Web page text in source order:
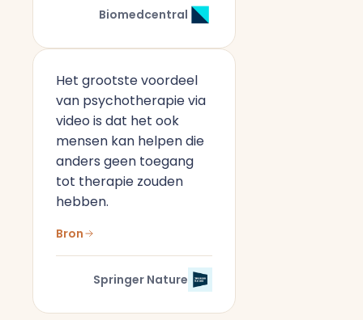
Biomedcentral
Het grootste voordeel
van psychotherapie via
video is dat het ook
mensen kan helpen die
anders geen toegang
tot therapie zouden
hebben.
Bron
Springer Nature